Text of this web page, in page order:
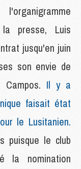
presse, Luis
jusqu'en juin
son envie de
Il y a
faisait état
le Lusitanien.
puisque le club
la nomination